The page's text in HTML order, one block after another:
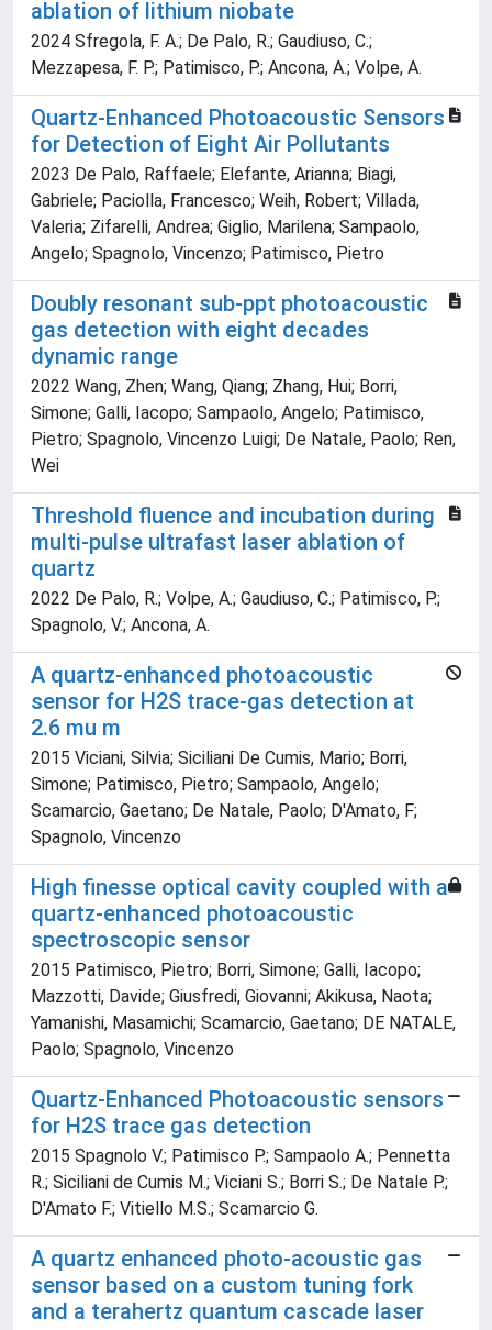
ablation of lithium niobate
2024 Sfregola, F. A.; De Palo, R.; Gaudiuso, C.;
Mezzapesa, F. P.; Patimisco, P.; Ancona, A.; Volpe, A.
Quartz‐Enhanced Photoacoustic Sensors
for Detection of Eight Air Pollutants
2023 De Palo, Raffaele; Elefante, Arianna; Biagi,
Gabriele; Paciolla, Francesco; Weih, Robert; Villada,
Valeria; Zifarelli, Andrea; Giglio, Marilena; Sampaolo,
Angelo; Spagnolo, Vincenzo; Patimisco, Pietro
Doubly resonant sub-ppt photoacoustic
gas detection with eight decades
dynamic range
2022 Wang, Zhen; Wang, Qiang; Zhang, Hui; Borri,
Simone; Galli, Iacopo; Sampaolo, Angelo; Patimisco,
Pietro; Spagnolo, Vincenzo Luigi; De Natale, Paolo; Ren,
Wei
Threshold fluence and incubation during
multi-pulse ultrafast laser ablation of
quartz
2022 De Palo, R.; Volpe, A.; Gaudiuso, C.; Patimisco, P.;
Spagnolo, V.; Ancona, A.
A quartz-enhanced photoacoustic
sensor for H2S trace-gas detection at
2.6 mu m
2015 Viciani, Silvia; Siciliani De Cumis, Mario; Borri,
Simone; Patimisco, Pietro; Sampaolo, Angelo;
Scamarcio, Gaetano; De Natale, Paolo; D'Amato, F;
Spagnolo, Vincenzo
High finesse optical cavity coupled with a
quartz-enhanced photoacoustic
spectroscopic sensor
2015 Patimisco, Pietro; Borri, Simone; Galli, Iacopo;
Mazzotti, Davide; Giusfredi, Giovanni; Akikusa, Naota;
Yamanishi, Masamichi; Scamarcio, Gaetano; DE NATALE,
Paolo; Spagnolo, Vincenzo
Quartz-Enhanced Photoacoustic sensors
for H2S trace gas detection
2015 Spagnolo V.; Patimisco P.; Sampaolo A.; Pennetta
R.; Siciliani de Cumis M.; Viciani S.; Borri S.; De Natale P.;
D'Amato F.; Vitiello M.S.; Scamarcio G.
A quartz enhanced photo-acoustic gas
sensor based on a custom tuning fork
and a terahertz quantum cascade laser